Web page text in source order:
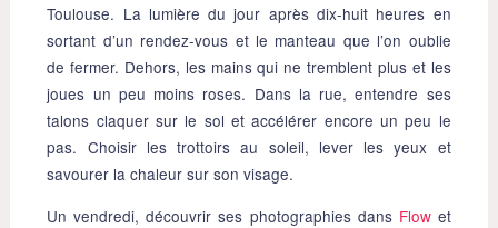
Toulouse. La lumière du jour après dix-huit heures en
sortant d’un rendez-vous et le manteau que l’on oublie
de fermer. Dehors, les mains qui ne tremblent plus et les
joues un peu moins roses. Dans la rue, entendre ses
talons claquer sur le sol et accélérer encore un peu le
pas. Choisir les trottoirs au soleil, lever les yeux et
savourer la chaleur sur son visage.
Un vendredi, découvrir ses photographies dans Flowet